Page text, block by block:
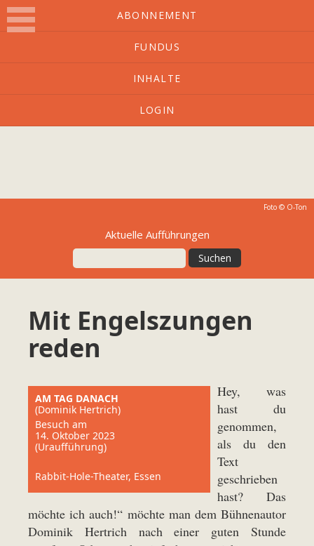
ABONNEMENT
FUNDUS
INHALTE
LOGIN
O-Ton
Kulturmagazin mit Charakter
Foto © O-Ton
Aktuelle Aufführungen
Mit Engelszungen
reden
AM TAG DANACH
(Dominik Hertrich)
Besuch am
14. Oktober 2023
(Uraufführung)
Rabbit-Hole-Theater, Essen
Hey, was
hast du
genommen,
als du den
Text
geschrieben
hast? Das
möchte ich auch!“ möchte man dem Bühnenautor
Dominik Hertrich nach einer guten Stunde